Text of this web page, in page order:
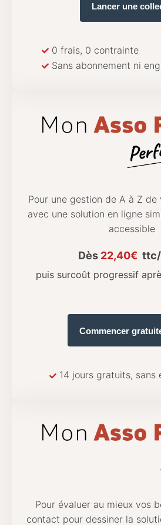
Lancer une
0 frais, 0 contrainte
Sans abonnement ni
Pour une gestion de A à Z
avec une solution en ligne
accessible
Dès 22,40€
puis surcoût progressif
Commencer
14 jours gratuits, sans
Pour évaluer au mieux vos
contact pour dessiner la